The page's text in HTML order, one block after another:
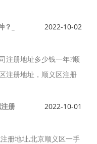
_
2022-10-02
注册地址多少钱一年?顺
注册地址，顺义区注册
费用尽在云浩财会。
册
2022-10-01
册地址,北京顺义区一手